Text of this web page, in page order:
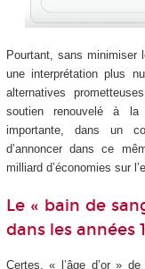
Pourtant, sans minimiser
une interprétation plus
alternatives
soutien renouvelé à la
importante, dans un
d’annoncer dans ce
milliard d’économies sur
Le « bain de
dans les années
Certes, « l’âge d’or »